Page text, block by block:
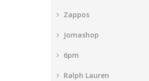
Zappos
Jomashop
6pm
Ralph Lauren